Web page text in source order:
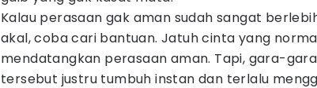
Kalau perasaan gak aman sudah sangat
akal, coba cari bantuan. Jatuh cinta yang
mendatangkan perasaan aman. Tapi, gara-
tersebut justru tumbuh instan dan terlalu